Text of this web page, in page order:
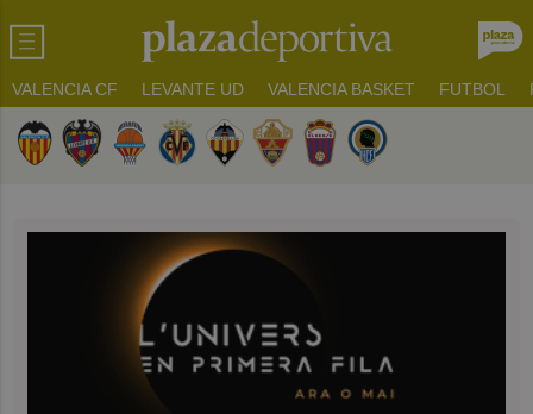
VALENCIA CF LEVANTE UD VALENCIA BASKET FUTBOL